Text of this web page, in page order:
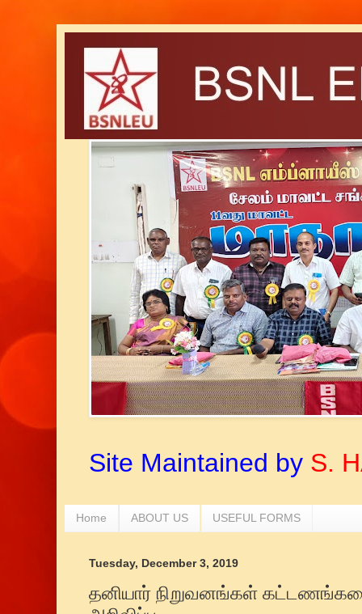
Site Maintained by S.
Home ABOUT US USEFUL FORMS
Tuesday, December 3, 2019
தனியார் நிறுவனங்கள்